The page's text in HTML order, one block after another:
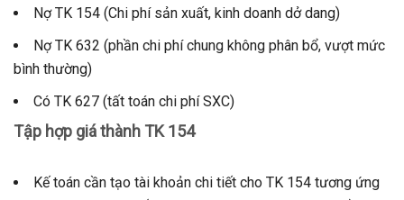
Nợ TK 154 (Chi phí sản xuất, kinh doanh dở dang)
Nợ TK 632 (phần chi phí chung không phân bổ, vượt mức
bình thường)
Có TK 627 (tất toán chi phí SXC)
Tập hợp giá thành TK 154
Kế toán cần tạo tài khoản chi tiết cho TK 154 tương ứng